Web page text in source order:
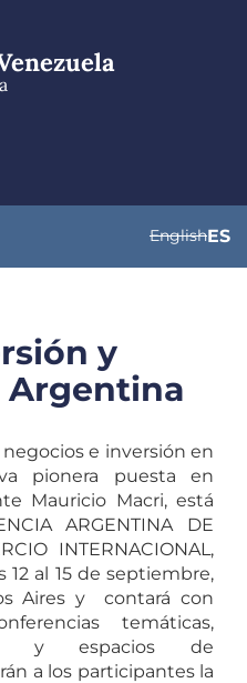
EnglishES
y
Argentina
negocios e inversión en
pionera puesta en
Mauricio Macri, está
ARGENTINA DE
INTERNACIONAL,
12 al 15 de septiembre,
Aires y contará con
temáticas,
y espacios de
a los participantes la